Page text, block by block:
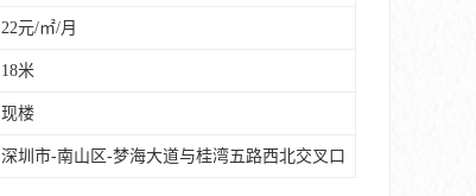
22元/㎡/月
18米
现楼
深圳市-南山区-梦海大道与桂湾五路西北交叉口